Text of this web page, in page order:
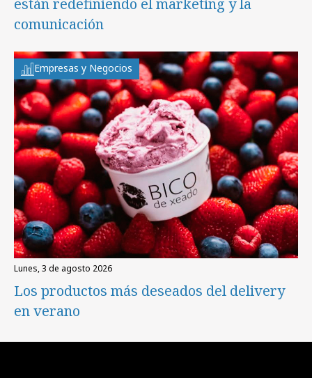
están redefiniendo el marketing y la
comunicación
Empresas y Negocios
lunes, 3 de agosto 2026
Los productos más deseados del delivery
en verano